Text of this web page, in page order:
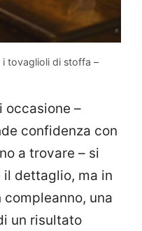
i tovaglioli di stoffa –
occasione –
confidenza con
a trovare – si
il dettaglio, ma in
una
un risultato